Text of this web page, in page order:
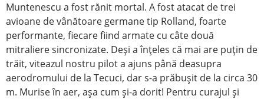
Muntenescu a fost rănit mortal. A fost atacat de trei
avioane de vânătoare germane tip Rolland, foarte
performante, fiecare fiind armate cu câte două
mitraliere sincronizate. Deşi a înţeles că mai are puţin de
trăit, viteazul nostru pilot a ajuns până deasupra
aerodromului de la Tecuci, dar s-a prăbuşit de la circa 30
m. Murise în aer, aşa cum şi-a dorit! Pentru curajul şi